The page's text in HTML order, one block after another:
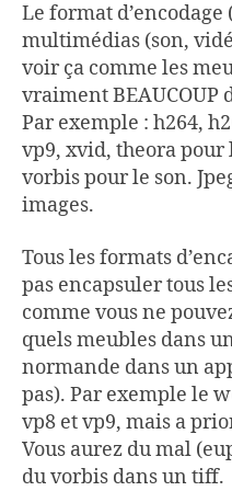
Le format
multimédias (son,
voir ça comme les
vraiment BEAUCOUP
Par exemple : h264,
vp9, xvid, theora pour
vorbis pour le son.
images.
Tous les formats
pas encapsuler tous
comme vous ne
quels meubles dans
normande dans un
pas). Par exemple le
vp8 et vp9, mais a
Vous aurez du mal
du vorbis dans un tiff.